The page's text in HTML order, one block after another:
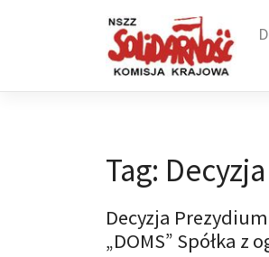
Tag: Decyzja
Decyzja
„DOMS” Spółka